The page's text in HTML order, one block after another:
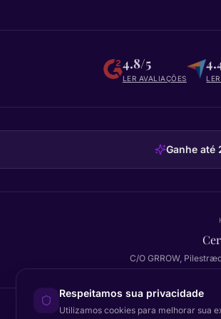
4.8/5
LER AVALIAÇÕES
Ganhe até
C/O GRROW,
Respeitamos sua privacidade
Utilizamos cookies para melhorar sua